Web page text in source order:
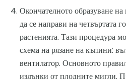
Окончателното образуване
да се направи на четвъртата
растенията. Тази процедура
схема на рязане на къпини:
вентилатор. Основното
издънки от плодните мигли.